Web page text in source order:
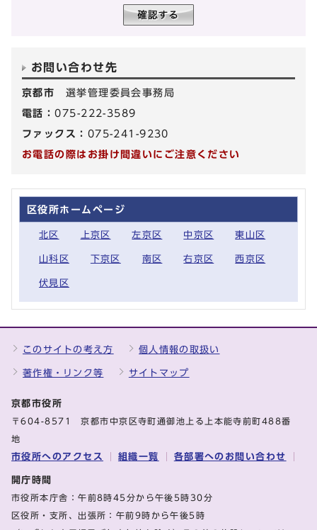
お問い合わせ先
京都市 選挙管理委員会事務局
電話：075-222-3589
ファックス： 075-241-9230
お電話の際はお掛け間違いにご注意ください
区役所ホームページ
北区 上京区 左京区 中京区 東山区
山科区 下京区 南区 右京区 西京区
伏見区
このサイトの考え方 個人情報の取扱い
著作権・リンク等 サイトマップ
京都市役所
〒604-8571 京都市中京区寺町通御池上る上本能寺前町488番
地
市役所へのアクセス 組織一覧 各部署へのお問い合わせ
開庁時間
市役所本庁舎：午前8時45分から午後5時30分
区役所・支所、出張所：午前9時から午後5時